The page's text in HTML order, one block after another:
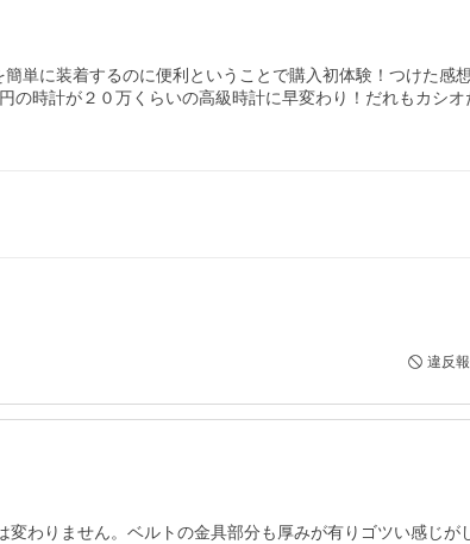
単に装着するのに便利ということで購入初体験！つけた感
時計が２０万くらいの高級時計に早変わり！だれもカシオ
違反
わりません。ベルトの金具部分も厚みが有りゴツい感じが